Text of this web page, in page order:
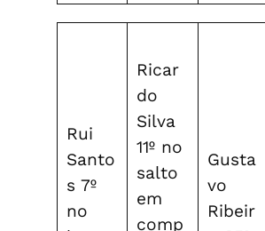
Rui
Santo
s 7º
no
Ricar
do
Silva
11º no
salto
em
comp
Gusta
vo
Ribeir